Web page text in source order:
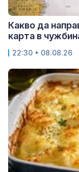
Какво да
карта в
22:30 • 08.08.26